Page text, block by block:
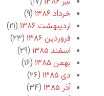
خرداد ۱۳۸۶
(۹)
اردیبهشت ۱۳۸۶
(۲۱)
فروردین ۱۳۸۶
(۲۳)
اسفند ۱۳۸۵
(۲۹)
بهمن ۱۳۸۵
(۱۶)
دی ۱۳۸۵
(۲۶)
آذر ۱۳۸۵
(۳۴)